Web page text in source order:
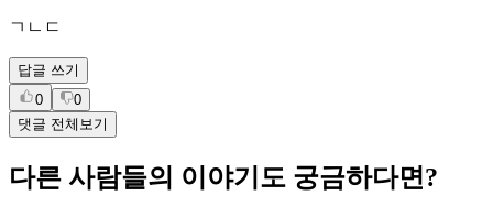
ㄱㄴㄷ
답글 쓰기
0
0
댓글 전체보기
다른 사람들의 이야기도 궁금하다면?